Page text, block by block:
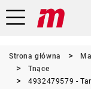
Strona główna
Tnące
4932479579 -